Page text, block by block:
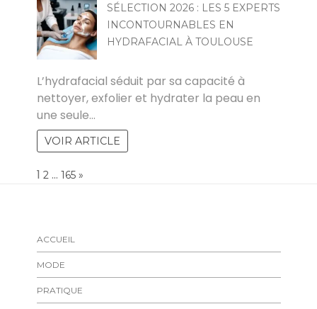
SÉLECTION 2026 : LES 5 EXPERTS
INCONTOURNABLES EN
HYDRAFACIAL À TOULOUSE
L’hydrafacial séduit par sa capacité à
nettoyer, exfolier et hydrater la peau en
une seule…
VOIR ARTICLE
Page:
1 2 … 165 NEXT
»
ACCUEIL
MODE
PRATIQUE